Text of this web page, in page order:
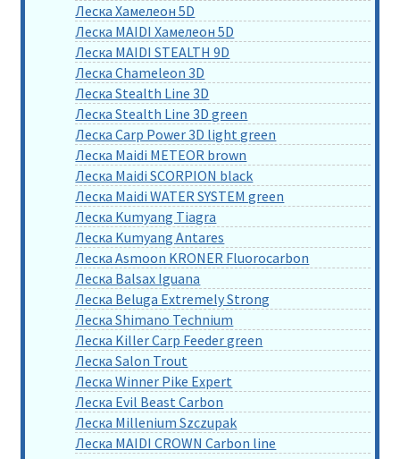
Леска Хамелеон 5D
Леска MAIDI Хамелеон 5D
Леска MAIDI STEALTH 9D
Леска Chameleon 3D
Леска Stealth Line 3D
Леска Stealth Line 3D green
Леска Carp Power 3D light green
Леска Maidi METEOR brown
Леска Maidi SCORPION black
Леска Maidi WATER SYSTEM green
Леска Kumyang Tiagra
Леска Kumyang Antares
Леска Asmoon KRONER Fluorocarbon
Леска Balsax Iguana
Леска Beluga Extremely Strong
Леска Shimano Technium
Леска Killer Carp Feeder green
Леска Salon Trout
Леска Winner Pike Expert
Леска Evil Beast Carbon
Леска Millenium Szczupak
Леска MAIDI CROWN Carbon line